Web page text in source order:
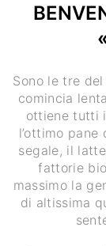
Sono le tre
comincia
ottiene tutti
l’ottimo
segale, il
fattorie
massimo la
di altissima